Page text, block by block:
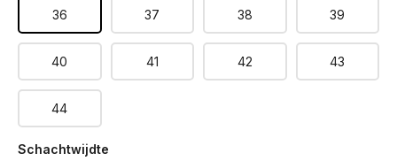
36 37 38 39
40 41 42 43
44
Schachtwijdte